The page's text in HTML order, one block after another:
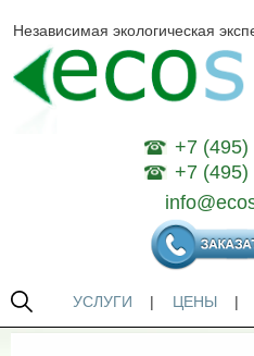
Независимая экологическая
+7 (495)
+7 (495)
УСЛУГИ | ЦЕНЫ |